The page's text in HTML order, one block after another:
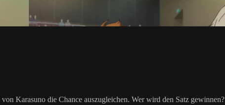
Karasuno die Chance auszugleichen. Wer wird den Satz gewinnen?